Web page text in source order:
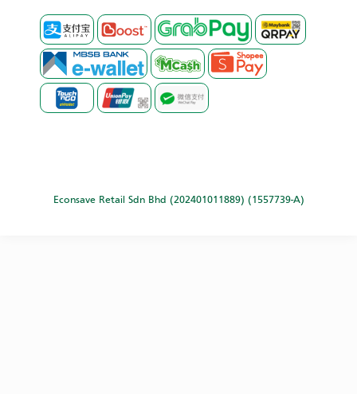
Econsave Retail Sdn Bhd (202401011889) (1557739-A)